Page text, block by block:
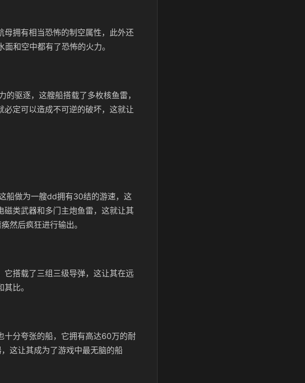
拥有相当恐怖的制空属性，此外还
和空中都有了恐怖的火力。
驱逐，这艘船搭载了多枚核鱼雷，
定可以造成不可逆的破坏，这就让
船做为一艘dd拥有30结的游速，这
类武器和多门主炮鱼雷，这就让其
然后疯狂进行输出。
搭载了三组三级导弹，这让其在远
比。
十分夸张的船，它拥有高达60万的耐
这让其成为了游戏中最无脑的船